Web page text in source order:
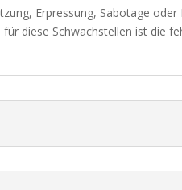
Erpressung, Sabotage oder
diese Schwachstellen ist die